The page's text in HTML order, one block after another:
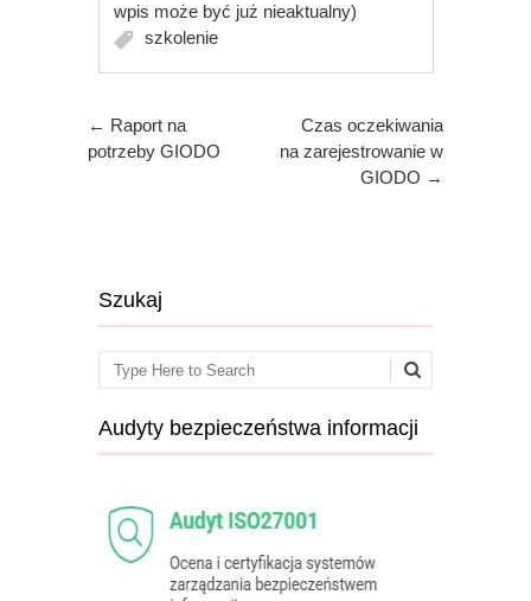
wpis może być już nieaktualny)
szkolenie
Post navigation
← Raport na
potrzeby GIODO
Czas oczekiwania
na zarejestrowanie w
GIODO →
Szukaj
Search
Audyty bezpieczeństwa informacji